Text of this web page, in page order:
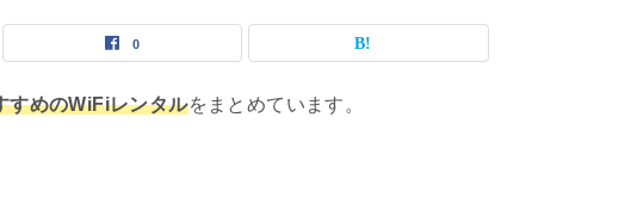
0
すめのWiFiレンタルをまとめています。